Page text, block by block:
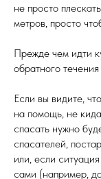
не просто
метров, просто
Прежде чем идти
обратного
Если вы видите,
на помощь, не
спасать нужно
спасателей,
или, если
сами (например,